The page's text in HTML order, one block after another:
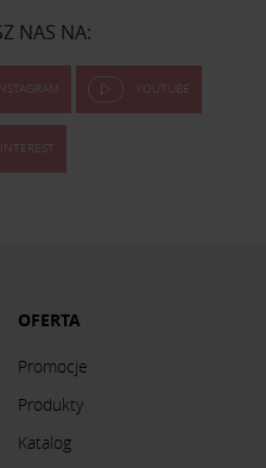
NAS NA:
INSTAGRAM YOUTUBE
OFERTA
Promocje
Produkty
Katalog